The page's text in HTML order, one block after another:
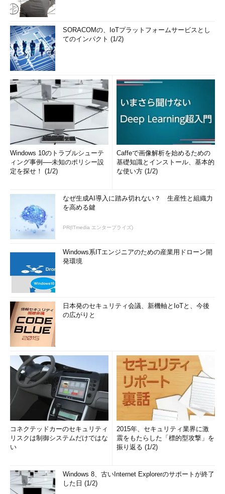
SORACOMの、IoTプラットフォームサービスとし
てのインパクト (1/2)
Windows 10のトラブルシューテ
ィング事例──未知のポリシー設
定を探せ！ (1/2)
Caffeで画像解析を始めるための
基礎知識とインストール、基本的
な使い方 (1/2)
なぜ生成AI導入に踏み切れない？ 生産性と組織力
を高める鍵
PR(ITmedia エンタープライズ)
Windows系ITエンジニアのための産業用ドローン開
発環境
日本発のセキュリティ会議、新機軸とIoTと、今後
の広がりと
コネクテッドカーのセキュリティ
リスクは制御システムだけではな
い
2015年、セキュリティ業界に激
震をもたらした「標的型攻撃」を
振り返る (1/2)
Windows 8、古いInternet Explorerのサポートが終了
した日 (1/2)